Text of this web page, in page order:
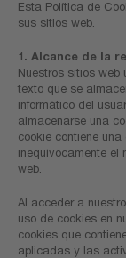
Esta Política de
sus sitios web.
1. Alcance de la
Nuestros sitios web
texto que se
informático del
almacenarse una
cookie contiene
inequívocamente el
web.
Al acceder a
uso de cookies en
cookies que
aplicadas y las